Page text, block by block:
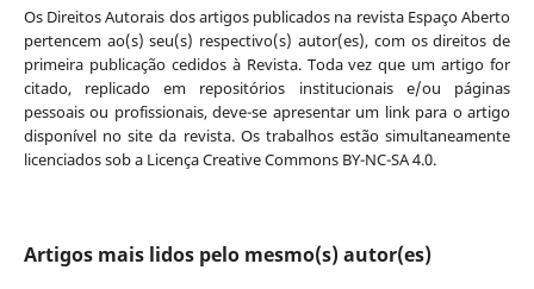
Os Direitos Autorais dos artigos publicados na revista Espaço Aberto
pertencem ao(s) seu(s) respectivo(s) autor(es), com os direitos de
primeira publicação cedidos à Revista. Toda vez que um artigo for
citado, replicado em repositórios institucionais e/ou páginas
pessoais ou profissionais, deve-se apresentar um link para o artigo
disponível no site da revista. Os trabalhos estão simultaneamente
licenciados sob a Licença Creative Commons BY-NC-SA 4.0.
Artigos mais lidos pelo mesmo(s) autor(es)